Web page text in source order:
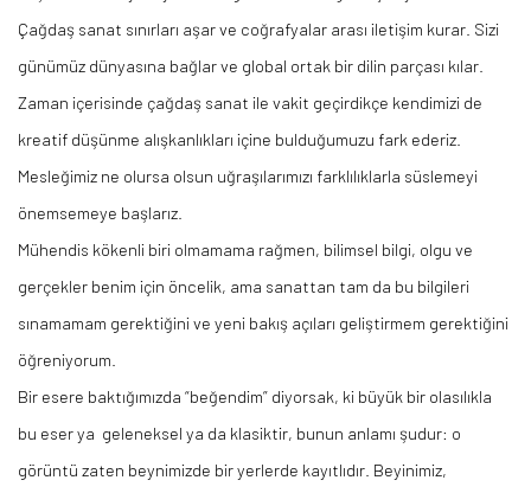
Çağdaş sanat sınırları aşar ve coğrafyalar arası iletişim kurar. Sizi
günümüz dünyasına bağlar ve global ortak bir dilin parçası kılar.
Zaman içerisinde çağdaş sanat ile vakit geçirdikçe kendimizi de
kreatif düşünme alışkanlıkları içine bulduğumuzu fark ederiz.
Mesleğimiz ne olursa olsun uğraşılarımızı farklılıklarla süslemeyi
önemsemeye başlarız.
Mühendis kökenli biri olmamama rağmen, bilimsel bilgi, olgu ve
gerçekler benim için öncelik, ama sanattan tam da bu bilgileri
sınamamam gerektiğini ve yeni bakış açıları geliştirmem gerektiğini
öğreniyorum.
Bir esere baktığımızda “beğendim” diyorsak, ki büyük bir olasılıkla
bu eserya geleneksel ya da klasiktir, bunun anlamı şudur: o
görüntü zaten beynimizde bir yerlerde kayıtlıdır. Beyinimiz,